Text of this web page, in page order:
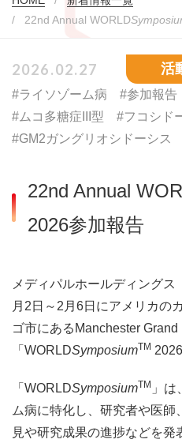
22nd Annual WORLD
2026.02.27 活
#ライソゾーム病 #参加報告
#ムコ多糖症III型
#フコシド
#GM2ガングリオシドーシス
22nd Annual
2026参加報告
メディパルホールディング
月2日～2月6日にアメリカの
ゴ市にあるManchester Grand
「WORLDSymposiumTM
「WORLDSymposiumTM 」
ム病に特化し、研究者や医
見や研究成果の進捗などを